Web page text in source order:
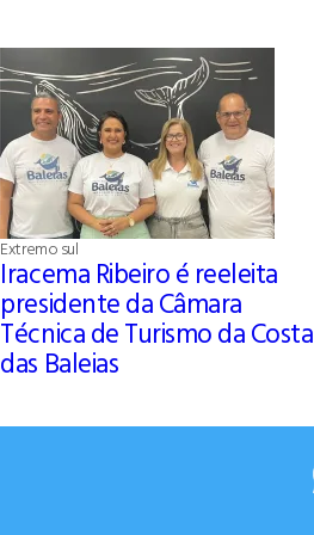
Extremo sul
Iracema Ribeiro é reeleita
presidente da Câmara
Técnica de Turismo da Costa
das Baleias